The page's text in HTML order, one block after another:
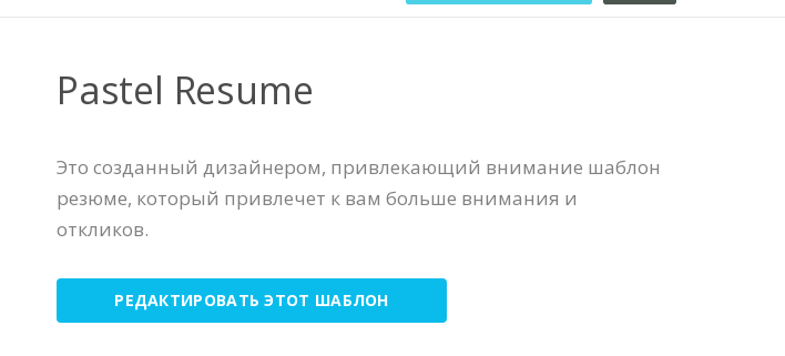
Pastel Resume
Это созданный дизайнером, привлекающий внимание шаблон
резюме, который привлечет к вам больше внимания и
откликов.
РЕДАКТИРОВАТЬ ЭТОТ ШАБЛОН